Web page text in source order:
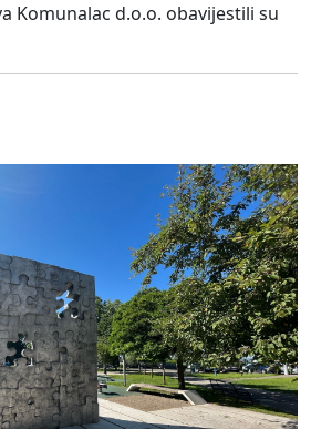
Komunalac d.o.o. obavijestili su